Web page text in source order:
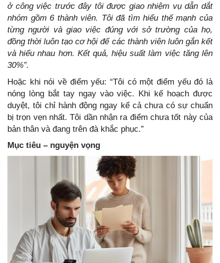
ở công việc trước đây tôi được giao nhiệm vụ dẫn dắt
nhóm gồm 6 thành viên. Tôi đã tìm hiểu thế mạnh của
từng người và giao việc đúng với sở trường của họ,
đồng thời luôn tạo cơ hội để các thành viên luôn gắn kết
và hiểu nhau hơn. Kết quả, hiệu suất làm việc tăng lên
30%”.
Hoặc khi nói về điểm yếu: “Tôi có một điểm yếu đó là
nóng lòng bắt tay ngay vào việc. Khi kế hoạch được
duyệt, tôi chỉ hành động ngay kể cả chưa có sự chuẩn
bị trọn vẹn nhất. Tôi dần nhận ra điểm chưa tốt này của
bản thân và đang trên đà khắc phục.”
Mục tiêu – nguyện vọng